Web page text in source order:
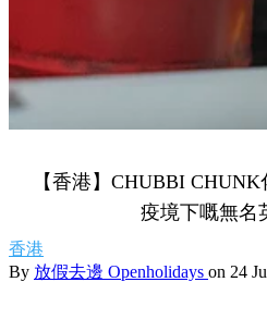
【香港】CHUBBI
疫境下嘅無名
香港
By 放假去邊 Openholidays on 24